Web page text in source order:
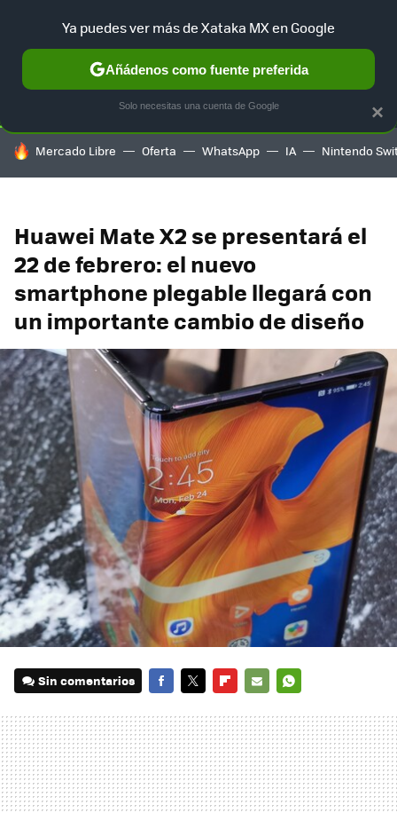
SELECCIÓN GAMING HOME AUTO TERRITORIO
HOY SE HABLA DE
Mercado Libre Oferta WhatsApp IA Nintendo
Huawei Mate X2 se presentará el
22 de febrero: el nuevo
smartphone plegable llegará con
un importante cambio de diseño
Sin comentarios
MAIL
×
Ya puedes ver más de Xataka MX en Google
Añádenos como fuente preferida
Solo necesitas una cuenta de Google